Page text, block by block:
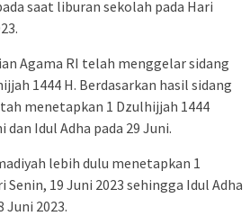
saat liburan sekolah pada Hari
Agama RI telah menggelar sidang
1444 H. Berdasarkan hasil sidang
menetapkan 1 Dzulhijjah 1444
dan Idul Adha pada 29 Juni.
lebih dulu menetapkan 1
19 Juni 2023 sehingga Idul Adha
Juni 2023.